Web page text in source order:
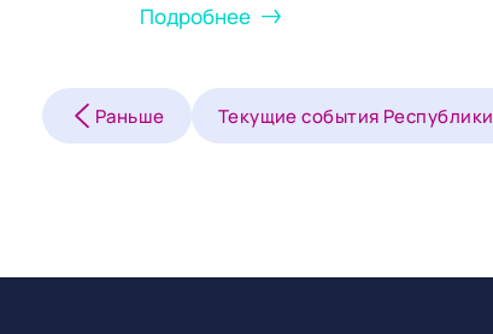
Подробнее
Раньше Текущие события Республики